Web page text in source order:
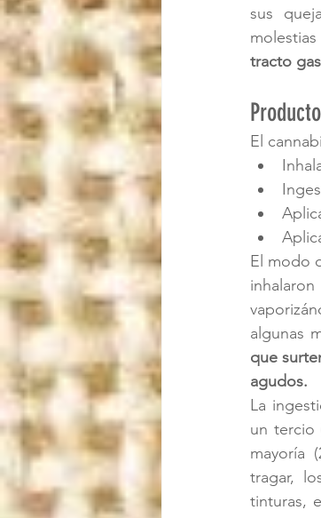
sus
tracto
El
El modo
algunas
que
agudos.
La
un tercio
mayoría
tragar,
tinturas,